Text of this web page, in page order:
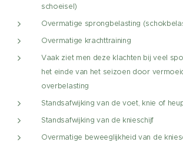
schoeisel)
Overmatige sprongbelasting
Overmatige krachttraining
Vaak ziet men deze klachten bij veel
het einde van het seizoen door
overbelasting
Standsafwijking van de voet, knie of
Standsafwijking van de knieschijf
Overmatige beweeglijkheid van de